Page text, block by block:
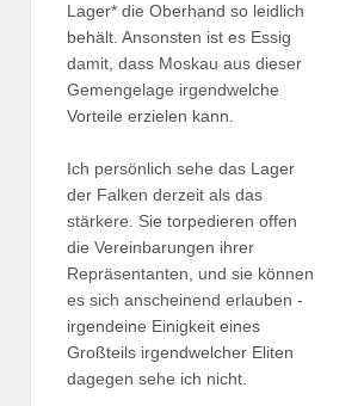
Lager* die Oberhand so leidlich
behält. Ansonsten ist es Essig
damit, dass Moskau aus dieser
Gemengelage irgendwelche
Vorteile erzielen kann.
Ich persönlich sehe das Lager
der Falken derzeit als das
stärkere. Sie torpedieren offen
die Vereinbarungen ihrer
Repräsentanten, und sie können
es sich anscheinend erlauben -
irgendeine Einigkeit eines
Großteils irgendwelcher Eliten
dagegen sehe ich nicht.